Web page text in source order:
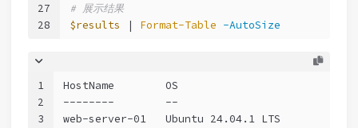
27
28
# 展示结果
$results | Format-Table -AutoSize
1
2
3
HostName        OS
--------        --
web-server-01   Ubuntu 24.04.1 LTS